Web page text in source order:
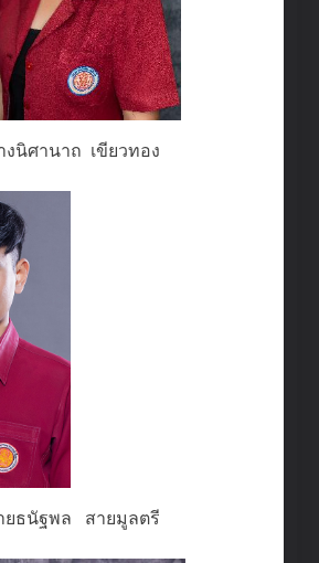
งนิศานาถ เขียวทอง
ยธนัฐพล สายมูลตรี